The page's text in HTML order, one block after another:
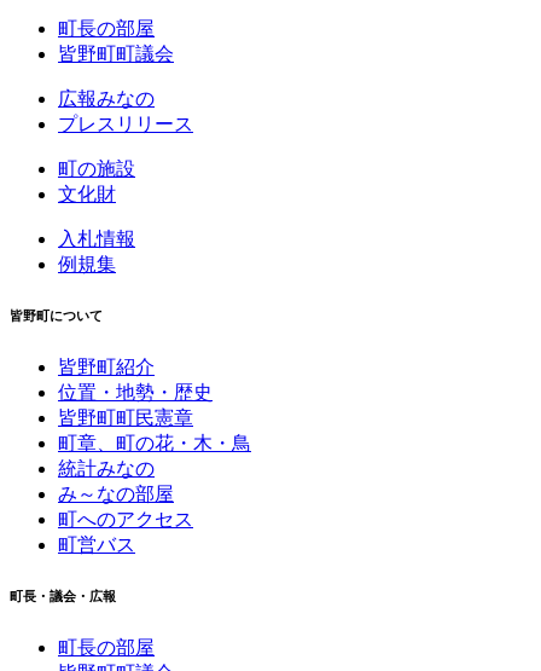
町長の部屋
皆野町町議会
広報みなの
プレスリリース
町の施設
文化財
入札情報
例規集
皆野町について
皆野町紹介
位置・地勢・歴史
皆野町町民憲章
町章、町の花・木・鳥
統計みなの
み～なの部屋
町へのアクセス
町営バス
町長・議会・広報
町長の部屋